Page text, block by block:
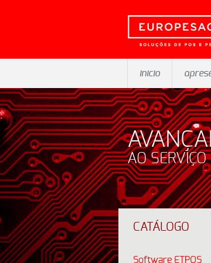
inicio
AO
CATÁLOGO
Software ETPOS